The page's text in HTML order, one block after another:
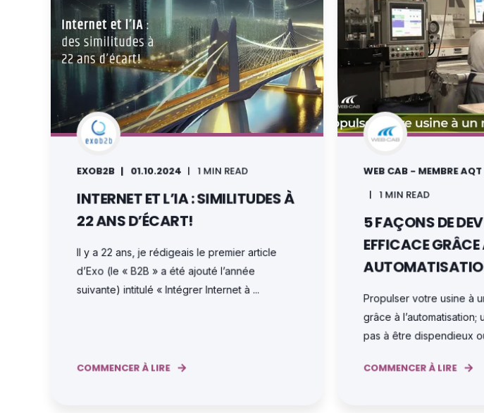
EXOB2B 01.10.2024 1 MIN READ
INTERNET ET L’IA : SIMILITUDES À
22 ANS D’ÉCART!
Il y a 22 ans, je rédigeais le premier article
d’Exo (le « B2B » a été ajouté l’année
suivante) intitulé « Intégrer Internet à ...
COMMENCER À LIRE
WEB CAB - MEMBRE AQT
1 MIN READ
5 FAÇONS DE
EFFICACE GRÂCE
Propulser votre usine à
grâce à l’automatisation;
pas à être dispendieux
COMMENCER À LIRE